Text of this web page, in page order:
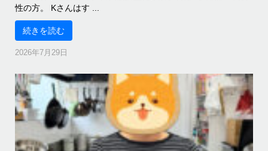
性の方。 Kさんはす ...
続きを読む
2026年7月29日